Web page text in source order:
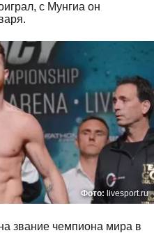
с Мунгиа он
Фото: livesport.ru
звание чемпиона мира в